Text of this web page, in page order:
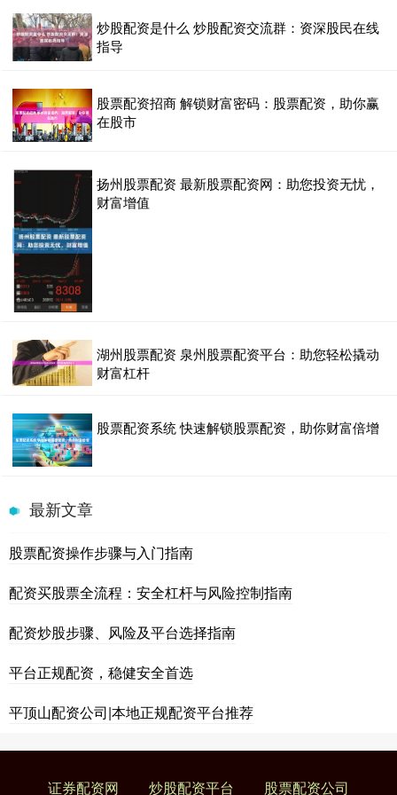
炒股配资是什么 炒股配资交流群：资深股民在线
指导
股票配资招商 解锁财富密码：股票配资，助你赢
在股市
扬州股票配资 最新股票配资网：助您投资无忧，
财富增值
湖州股票配资 泉州股票配资平台：助您轻松撬动
财富杠杆
股票配资系统 快速解锁股票配资，助你财富倍增
最新文章
股票配资操作步骤与入门指南
配资买股票全流程：安全杠杆与风险控制指南
配资炒股步骤、风险及平台选择指南
平台正规配资，稳健安全首选
平顶山配资公司|本地正规配资平台推荐
证券配资网 炒股配资平台 股票配资公司